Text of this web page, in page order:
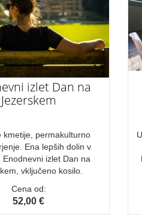
izlet Dan na
Jezerskem
kmetije, permakulturno
Ena lepših dolin v
Enodnevni izlet Dan na
vključeno kosilo.
Cena od:
52,00 €